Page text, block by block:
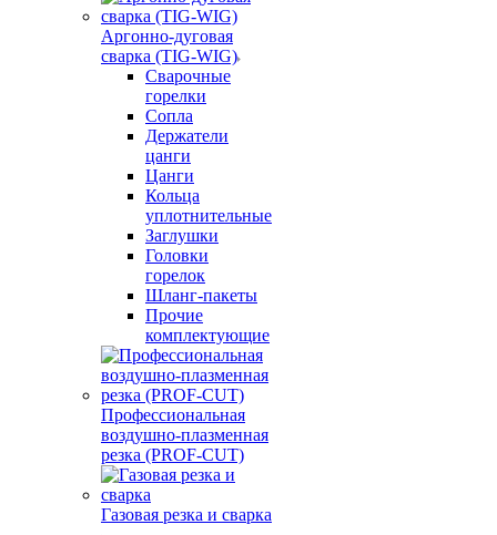
Аргонно-дуговая
сварка (TIG-WIG)
Сварочные
горелки
Сопла
Держатели
цанги
Цанги
Кольца
уплотнительные
Заглушки
Головки
горелок
Шланг-пакеты
Прочие
комплектующие
Профессиональная
воздушно-плазменная
резка (PROF-CUT)
Газовая резка и сварка